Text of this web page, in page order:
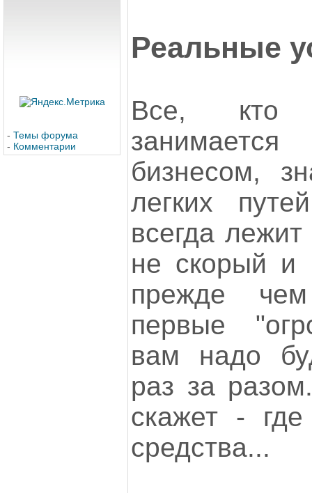
- Темы форума
- Комментарии
Реальные
Все, кто
бизнесом,
легких
всегда
не скорый и
прежде
первые
вам надо
раз за
скажет -
средства...